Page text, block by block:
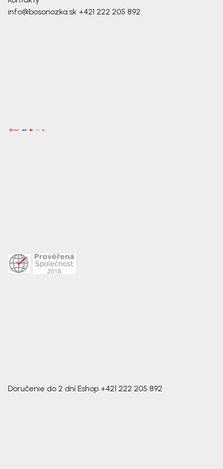
info@bosonozka.sk +421 222 205 892
Doručenie do 2 dní Eshop +421 222 205 892